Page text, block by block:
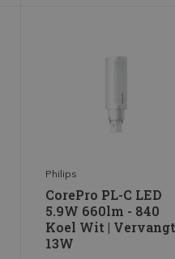
Philips
CorePro PL-C LED
5.9W 660lm - 840
Koel Wit | Vervangt
13W